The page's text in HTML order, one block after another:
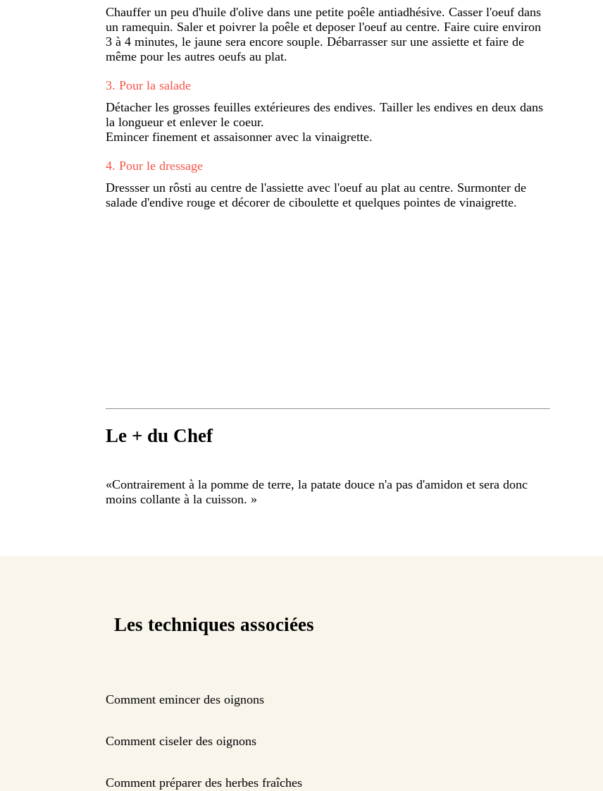
Chauffer un peu d'huile d'olive dans une petite poêle antiadhésive. Casser l'oeuf dans
un ramequin. Saler et poivrer la poêle et deposer l'oeuf au centre. Faire cuire environ
3 à 4 minutes, le jaune sera encore souple. Débarrasser sur une assiette et faire de
même pour les autres oeufs au plat.
3. Pour la salade
Détacher les grosses feuilles extérieures des endives. Tailler les endives en deux dans
la longueur et enlever le coeur.
Emincer finement et assaisonner avec la vinaigrette.
4. Pour le dressage
Dressser un rôsti au centre de l'assiette avec l'oeuf au plat au centre. Surmonter de
salade d'endive rouge et décorer de ciboulette et quelques pointes de vinaigrette.
Le + du Chef
«Contrairement à la pomme de terre, la patate douce n'a pas d'amidon et sera donc
moins collante à la cuisson. »
Les techniques associées
Comment emincer des oignons
Comment ciseler des oignons
Comment préparer des herbes fraîches